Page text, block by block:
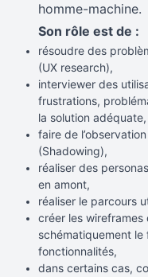
homme-machine.
Son rôle est de :
résoudre des
(UX research),
interviewer des
frustrations,
la solution adéquate,
faire de
(Shadowing),
réaliser des
en amont,
réaliser le parcours
créer les wireframes
schématiquement
fonctionnalités,
dans certains cas,